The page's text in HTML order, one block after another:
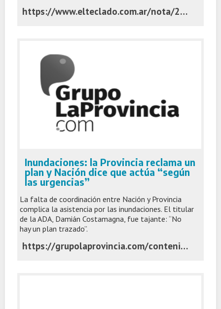
https://www.elteclado.com.ar/nota/29695/intendentes-de-la-ucr-se-reunieron-con-el-ministro-lopez-pagos-atrasados-y-presupuesto.html
Inundaciones: la Provincia reclama un
plan y Nación dice que actúa “según
las urgencias”
La falta de coordinación entre Nación y Provincia
complica la asistencia por las inundaciones. El titular
de la ADA, Damián Costamagna, fue tajante: “No
hay un plan trazado”.
https://grupolaprovincia.com/contenido/591931/inundaciones-la-provincia-reclama-un-plan-y-nacion-dice-que-actua-segun-las-urge